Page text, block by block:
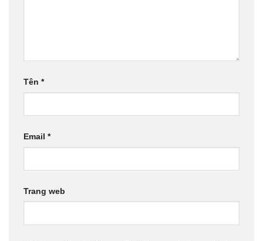
Tên *
Email *
Trang web